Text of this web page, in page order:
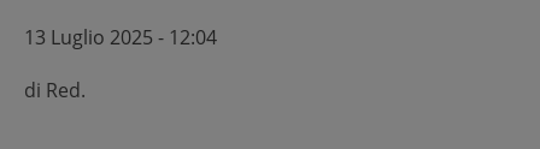
13 Luglio 2025 - 12:04
di Red.